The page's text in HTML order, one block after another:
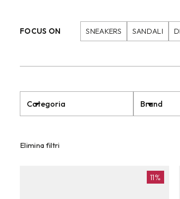
FOCUS ON SNEAKERS SANDALI
Categoria Brand
Elimina filtri
11%